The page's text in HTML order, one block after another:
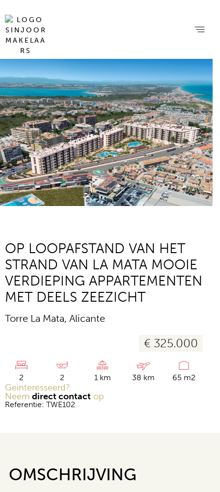
20 foto's
OP LOOPAFSTAND VAN HET
STRAND VAN LA MATA MOOIE
VERDIEPING APPARTEMENTEN
MET DEELS ZEEZICHT
Torre La Mata, Alicante
€ 325.000
2 2 1 km 38 km 65 m2
Geinteresseerd?
Neem direct contact op
Referentie: TWE102
OMSCHRIJVING